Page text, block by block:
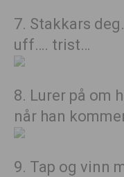
7. Stakkars
uff…. trist…
8. Lurer på om
når han
9. Tap og vinn